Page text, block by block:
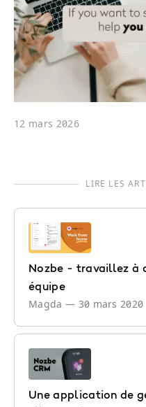
12 mars 2026
LIRE LES
Nozbe - travaillez à
équipe
Magda — 30 mars 2020
Une application de